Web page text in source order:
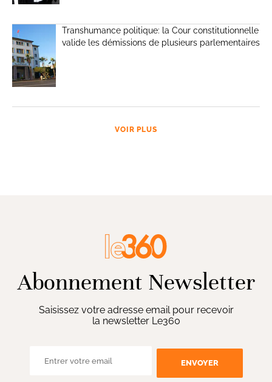
Transhumance politique: la Cour constitutionnelle
valide les démissions de plusieurs parlementaires
VOIR PLUS
Abonnement Newsletter
Saisissez votre adresse email pour recevoir
la newsletter Le360
ENVOYER